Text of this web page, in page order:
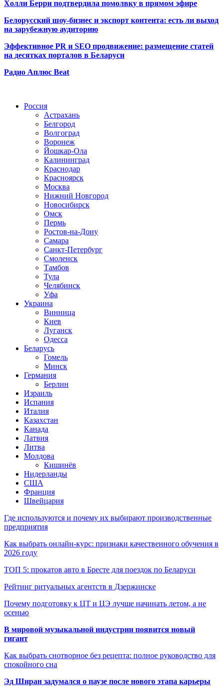
Холли Берри подтвердила помолвку в прямом эфире
Белорусский шоу-бизнес и экспорт контента: есть ли выход
на зарубежную аудиторию
Эффективное PR и SEO продвижение: размещение статей
на десятках порталов в Беларуси
Радио Аплюс Beat
Россия
Астрахань
Белгород
Волгоград
Воронеж
Йошкар-Ола
Калининград
Краснодар
Красноярск
Москва
Нижний Новгород
Новосибирск
Омск
Пермь
Ростов-на-Дону
Самара
Санкт-Петербург
Смоленск
Тамбов
Тула
Челябинск
Уфа
Украина
Винница
Киев
Луганск
Одесса
Беларусь
Гомель
Минск
Германия
Берлин
Израиль
Испания
Италия
Казахстан
Канада
Латвия
Литва
Молдова
Кишинёв
Нидерланды
США
Франция
Швейцария
Где используются и почему их выбирают производственные
предприятия
Как выбрать онлайн-курс: признаки качественного обучения в
2026 году
ТОП 5: прокатов авто в Бресте для поездок по Беларуси
Рейтинг ритуальных агентств в Дзержинске
Почему подготовку к ЦТ и ЦЭ лучше начинать летом, а не
осенью
В мировой музыкальной индустрии появится новый
гигант
Как выбрать снотворное без рецепта: полное руководство для
спокойного сна
Эд Ширан задумался о паузе после нового этапа карьеры